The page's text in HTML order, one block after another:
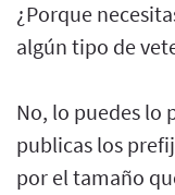
¿Porque
algún tipo de
No, lo puedes lo
publicas los
por el tamaño